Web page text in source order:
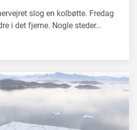
slog en kolbøtte. Fredag
i det fjerne. Nogle steder…